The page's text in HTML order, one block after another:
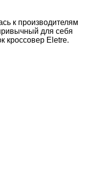
к производителям
для себя
кроссовер Eletre.